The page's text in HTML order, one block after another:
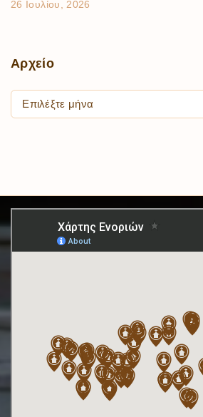
26 Ιουλίου, 2026
Αρχείο